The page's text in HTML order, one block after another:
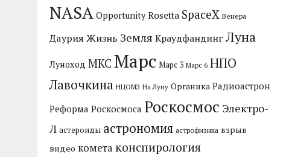
NASA Opportunity Rosetta SpaceX Венера
Даурия Жизнь Земля Краудфандинг Луна
Луноход МКС Марс Марс 3 Марс 6 НПО
Лавочкина НЦОМЗ На Луну Органика Радиоастрон
Реформа Роскосмоса Роскосмос Электро-
Л астероиды астрономия астрофизика взрыв
видео комета конспирология